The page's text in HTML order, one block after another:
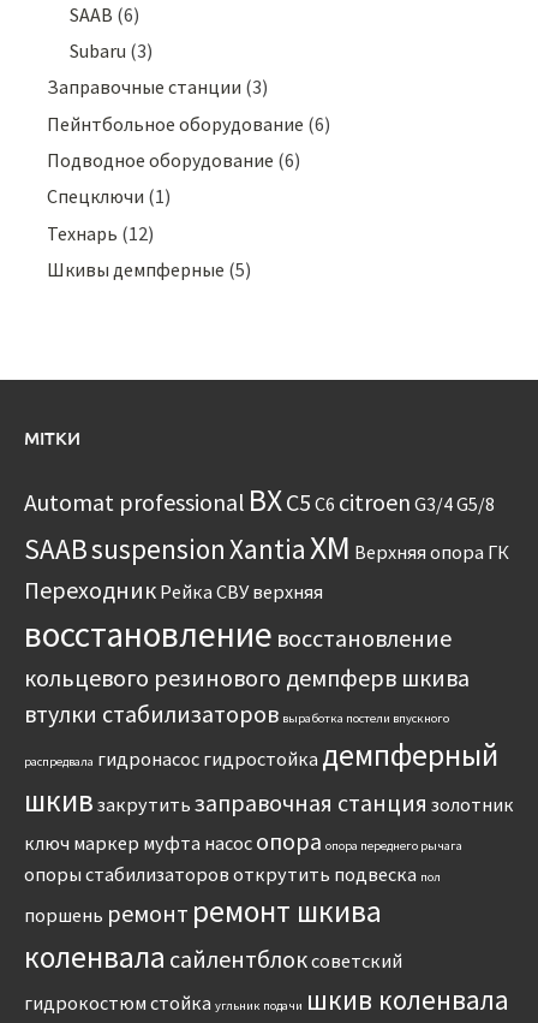
SAAB (6)
Subaru (3)
Заправочные станции (3)
Пейнтбольное оборудование (6)
Подводное оборудование (6)
Спецключи (1)
Технарь (12)
Шкивы демпферные (5)
МІТКИ
Automat professional BXC5 C6 citroen G3/4G5/8
SAABsuspensionXantiaXM Верхняя опора ГК
Переходник Рейка СВУ верхняя
восстановление восстановление
кольцевого резинового демпферв шкива
втулки стабилизаторов выработка постели впускного
распредвала гидронасос гидростойка демпферный
шкив закрутить заправочная станция золотник
ключ маркер муфта насос опора опора переднего рычага
опоры стабилизаторов открутить подвеска пол
поршень ремонт ремонт шкива
коленвала сайлентблоксоветский
гидрокостюм стойка угльник подачи шкив коленвала